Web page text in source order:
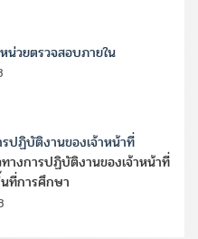
วยตรวจสอบภายใน
ปฏิบัติงานของเจ้าหน้าที่
างการปฏิบัติงานของเจ้าหน้าที่
ที่การศึกษา